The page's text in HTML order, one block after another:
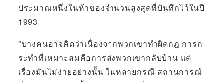
ประมาณหนึ่งในห้าของจำนวนสูงสุดที่บันทึกไว้ในปี
1993
"บางคนอาจคิดว่าเนื่องจากพวกเขาทำผิดกฎ การก
ระทำที่เหมาะสมคือการส่งพวกเขากลับบ้าน แต่
เรื่องมันไม่ง่ายอย่างนั้น ในหลายกรณี สถานการณ์